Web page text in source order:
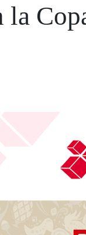
la